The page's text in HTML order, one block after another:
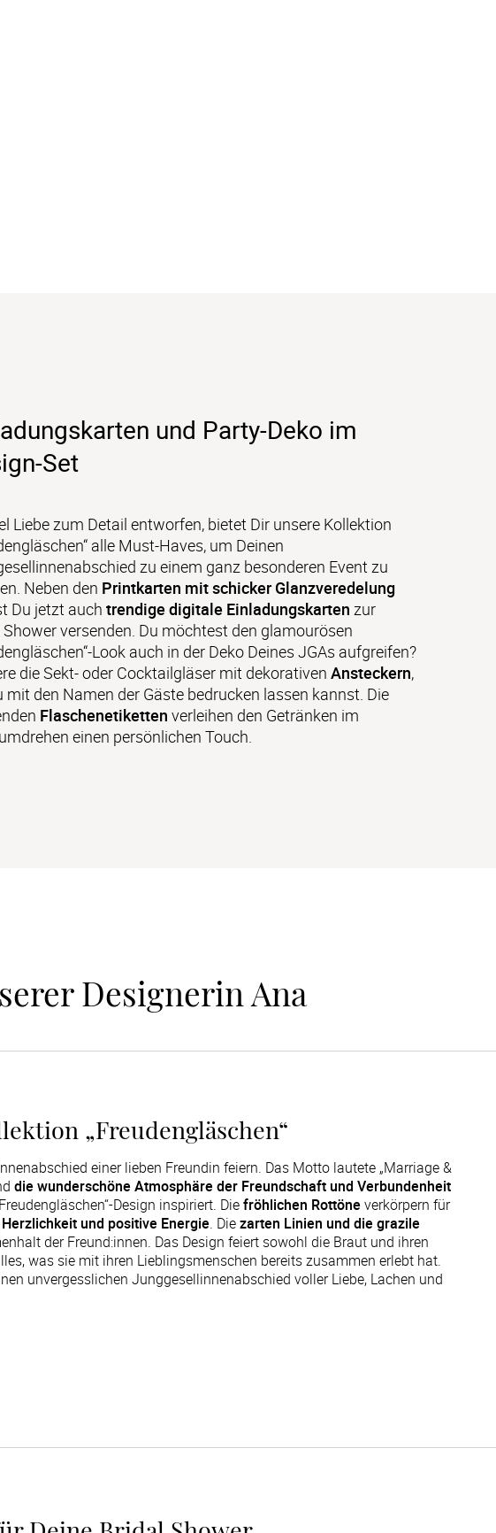
und Party-Deko im
Set
Liebe zum Detail entworfen, bietet Dir unsere Kollektion
alle Must-Haves, um Deinen
zu einem ganz besonderen Event zu
Neben den Printkarten mit schicker Glanzveredelung
Du jetzt auch trendige digitale Einladungskarten zur
Shower versenden. Du möchtest den glamourösen
Look auch in der Deko Deines JGAs aufgreifen?
die Sekt- oder Cocktailgläser mit dekorativen Ansteckern,
mit den Namen der Gäste bedrucken lassen kannst. Die
Flaschenetiketten verleihen den Getränken im
einen persönlichen Touch.
Designerin Ana
„Freudengläschen“
einer lieben Freundin feiern. Das Motto lautete „Marriage &
die wunderschöne Atmosphäre der Freundschaft und Verbundenheit
Design inspiriert. Diefröhlichen Rottöne verkörpern für
und positive Energie. Diezarten Linien und die grazile
der Freund:innen. Das Design feiert sowohl die Braut und ihren
was sie mit ihren Lieblingsmenschen bereits zusammen erlebt hat.
unvergesslichen Junggesellinnenabschied voller Liebe, Lachen und